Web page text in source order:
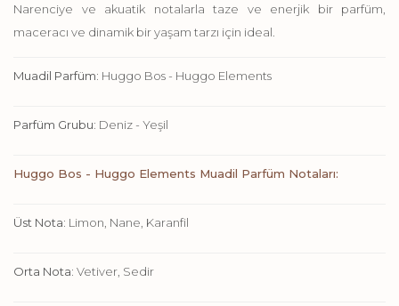
Narenciye ve akuatik notalarla taze ve enerjik bir parfüm,
maceracı ve dinamik bir yaşam tarzı için ideal.
Muadil Parfüm: Huggo Bos - Huggo Elements
Parfüm Grubu: Deniz - Yeşil
Huggo Bos - Huggo Elements Muadil Parfüm Notaları:
Üst Nota: Limon, Nane, Karanfil
Orta Nota: Vetiver, Sedir